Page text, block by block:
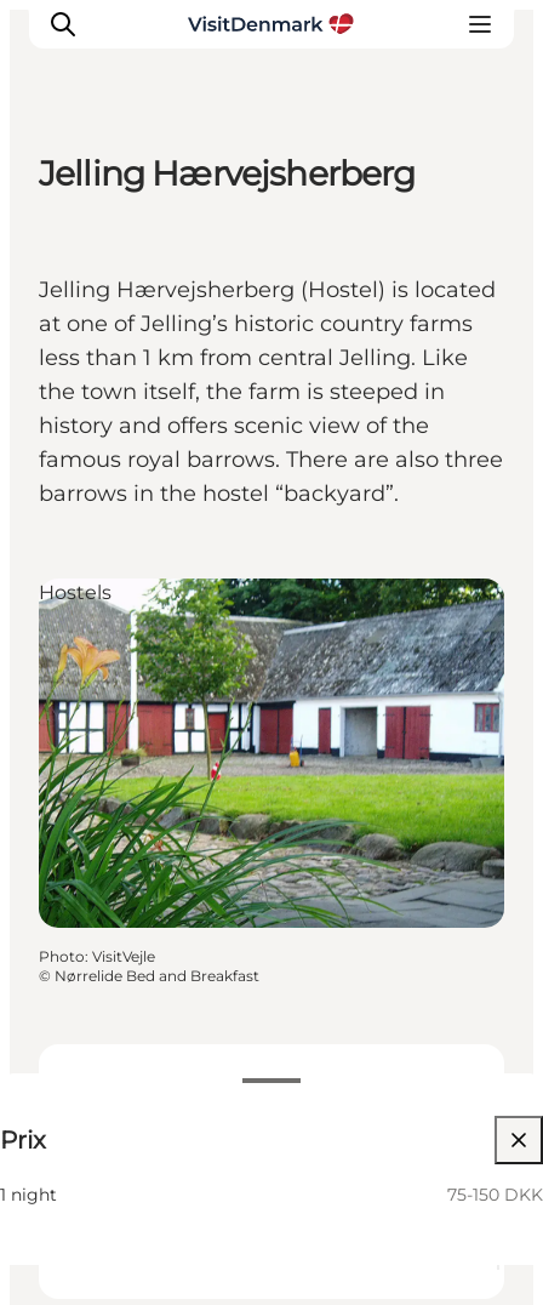
Quoi faire
Hébergements
Planifiez votre voyage
Jelling Hærvejsherberg
Jelling Hærvejsherberg (Hostel) is located
at one of Jelling’s historic country farms
less than 1 km from central Jelling. Like
the town itself, the farm is steeped in
history and offers scenic view of the
famous royal barrows. There are also three
barrows in the hostel “backyard”.
Prix
1 night 75-150 DKK
Hostels
Photo: VisitVejle
© Nørrelide Bed and Breakfast